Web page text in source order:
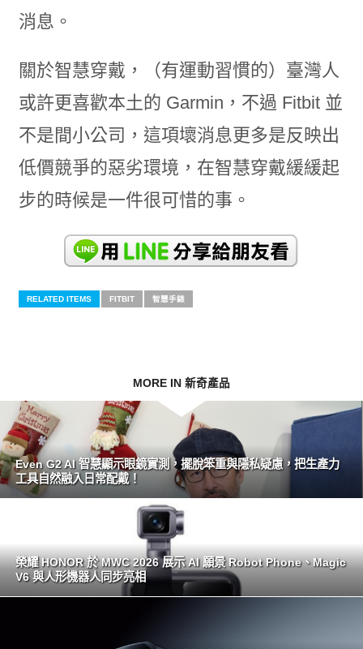
消息。
關於智慧穿戴，（有運動習慣的）臺灣人
或許更喜歡本土的 Garmin，不過 Fitbit 並
不是間小公司，這項壞消息更多是反映出
低價競爭的惡劣環境，在智慧穿戴緩緩起
步的時候是一件很可惜的事。
RELATED ITEMS FITBIT 智慧手錶
MORE IN 新奇產品
Even G2 AI 智慧顯示眼鏡實測，擺脫笨重與隱私疑慮，把生產力
工具自然融入日常配戴！
榮耀 HONOR 於 MWC 2026 展示 AI 願景 Robot Phone、Magic
V6 與人形機器人同步亮相